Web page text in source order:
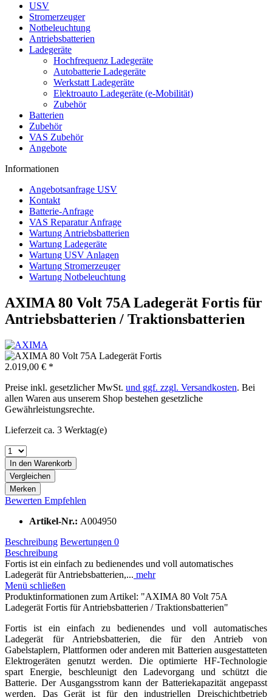
USV
Stromerzeuger
Notbeleuchtung
Antriebsbatterien
Ladegeräte
Hochfrequenz Ladegeräte
Autobatterie Ladegeräte
Werkstatt Ladegeräte
Elektroauto Ladegeräte (e-Mobilität)
Zubehör
Batterien
Zubehör
VAS Zubehör
Angebote
Informationen
Angebotsanfrage USV
Kontakt
Batterie-Anfrage
VAS Reparatur Anfrage
Wartung Antriebsbatterien
Wartung Ladegeräte
Wartung USV Anlagen
Wartung Stromerzeuger
Wartung Notbeleuchtung
AXIMA 80 Volt 75A Ladegerät Fortis für
Antriebsbatterien / Traktionsbatterien
2.019,00 € *
Preise inkl. gesetzlicher MwSt. und ggf. zzgl. Versandkosten. Bei
allen Waren aus unserem Shop bestehen gesetzliche
Gewährleistungsrechte.
Lieferzeit ca. 3 Werktag(e)
In den Warenkorb
Vergleichen
Merken
Bewerten Empfehlen
Artikel-Nr.: A004950
Beschreibung Bewertungen 0
Beschreibung
Fortis ist ein einfach zu bedienendes und voll automatisches
Ladegerät für Antriebsbatterien,... mehr
Menü schließen
Produktinformationen zum Artikel: "AXIMA 80 Volt 75A
Ladegerät Fortis für Antriebsbatterien / Traktionsbatterien"
Fortis ist ein einfach zu bedienendes und voll automatisches
Ladegerät für Antriebsbatterien, die für den Antrieb von
Gabelstaplern, Plattformen oder anderen mit Batterien ausgestatteten
Elektrogeräten genutzt werden. Die optimierte HF-Technologie
spart Energie, beschleunigt den Ladevorgang und schützt die
Batterie. Der Ausgangsstrom kann der Batteriekapazität angepasst
werden. Das Gerät ist für den industriellen Dreischichtbetrieb